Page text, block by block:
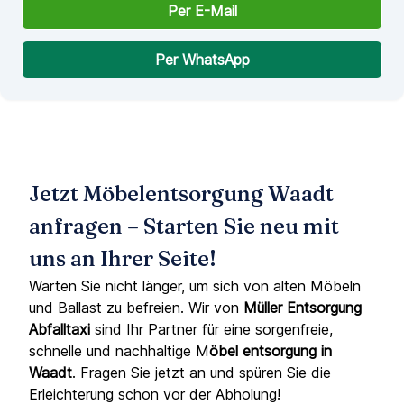
Per E-Mail
Per WhatsApp
Jetzt Möbelentsorgung Waadt
anfragen – Starten Sie neu mit
uns an Ihrer Seite!
Warten Sie nicht länger, um sich von alten Möbeln
und Ballast zu befreien. Wir von Müller Entsorgung
Abfalltaxi sind Ihr Partner für eine sorgenfreie,
schnelle und nachhaltige Möbel entsorgung in
Waadt. Fragen Sie jetzt an und spüren Sie die
Erleichterung schon vor der Abholung!